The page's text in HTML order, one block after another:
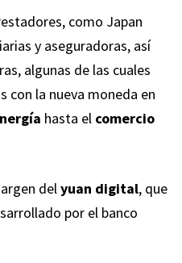
como Japan
y aseguradoras, así
algunas de las cuales
con la nueva moneda en
hasta el comercio
delyuan digital, que
por el banco